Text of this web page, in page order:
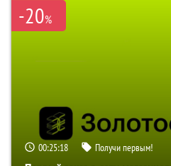
-20%
00:25:17 Получи первым!